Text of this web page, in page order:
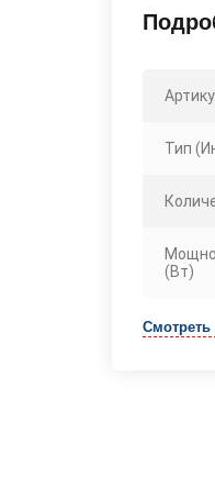
Тип
(Вт)
Смотреть